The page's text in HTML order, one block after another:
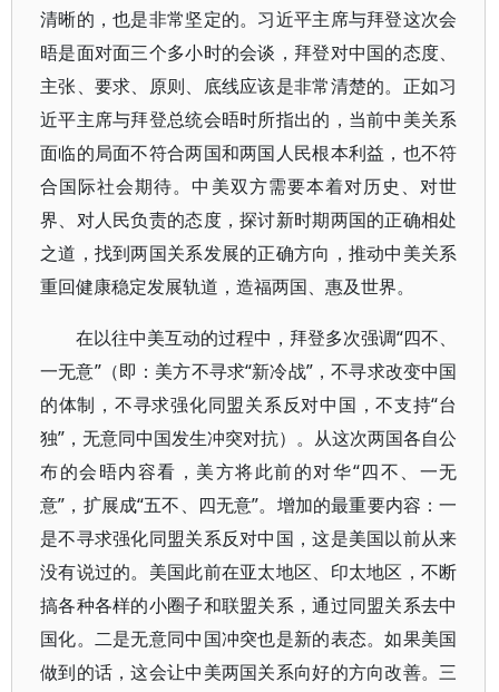
清晰的，也是非常坚定的。习近平主席与拜登这次会
晤是面对面三个多小时的会谈，拜登对中国的态度、
主张、要求、原则、底线应该是非常清楚的。正如习
近平主席与拜登总统会晤时所指出的，当前中美关系
面临的局面不符合两国和两国人民根本利益，也不符
合国际社会期待。中美双方需要本着对历史、对世
界、对人民负责的态度，探讨新时期两国的正确相处
之道，找到两国关系发展的正确方向，推动中美关系
重回健康稳定发展轨道，造福两国、惠及世界。
在以往中美互动的过程中，拜登多次强调“四不、
一无意”（即：美方不寻求“新冷战”，不寻求改变中国
的体制，不寻求强化同盟关系反对中国，不支持“台
独”，无意同中国发生冲突对抗）。从这次两国各自公
布的会晤内容看，美方将此前的对华“四不、一无
意”，扩展成“五不、四无意”。增加的最重要内容：一
是不寻求强化同盟关系反对中国，这是美国以前从来
没有说过的。美国此前在亚太地区、印太地区，不断
搞各种各样的小圈子和联盟关系，通过同盟关系去中
国化。二是无意同中国冲突也是新的表态。如果美国
做到的话，这会让中美两国关系向好的方向改善。三